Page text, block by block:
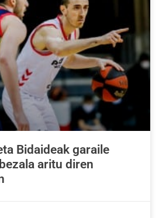
Bidaideak garaile
aritu diren